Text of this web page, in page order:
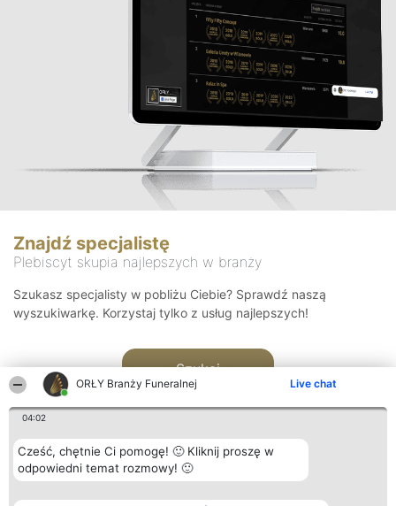
ORŁY Branży Funeralnej Live chat
04:02
Cześć, chętnie Ci pomogę! 🙂 Kliknij proszę w
odpowiedni temat rozmowy! 🙂
Znajdź specjalistę
Plebiscyt skupia najlepszych w branży
Szukasz specjalisty w pobliżu Ciebie? Sprawdź naszą
wyszukiwarkę. Korzystaj tylko z usług najlepszych!
Szukaj
Organizator plebiscytu Plebiscyt Kontakt